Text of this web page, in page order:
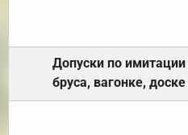
Допуски по имитации
бруса, вагонке, доске